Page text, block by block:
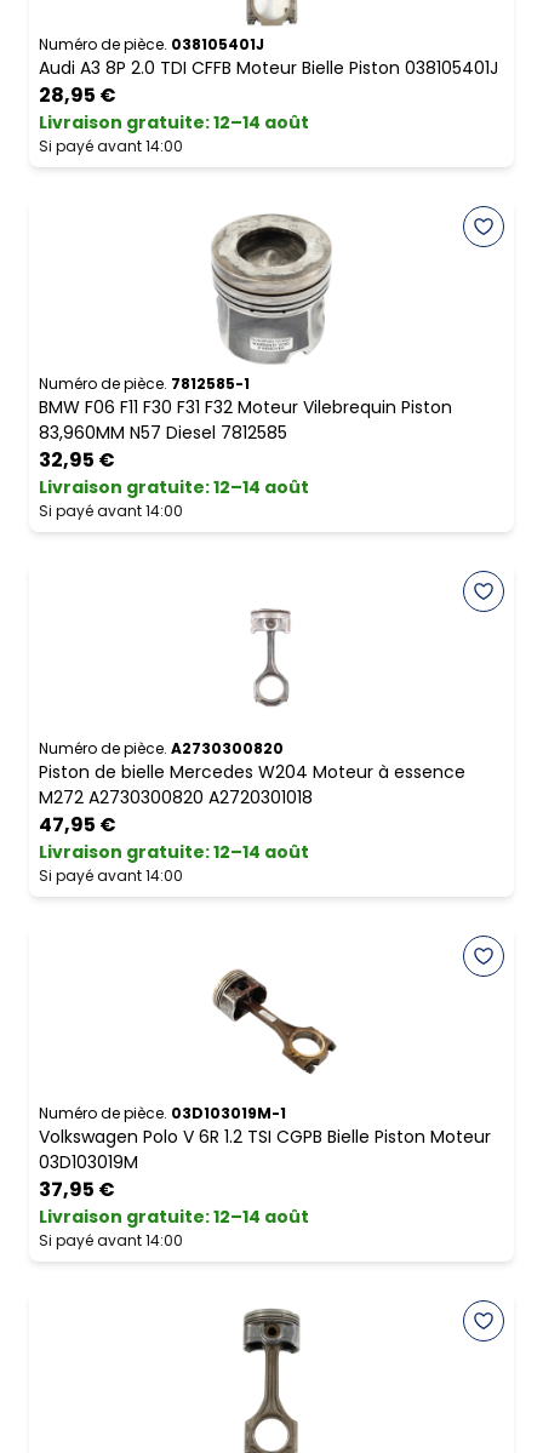
Numéro de pièce. 038105401J
Audi A3 8P 2.0 TDI CFFB Moteur Bielle Piston 038105401J
28,95 €
Livraison gratuite:12–14 août
Si payé avant 14:00
Numéro de pièce. 7812585-1
BMW F06 F11 F30 F31 F32 Moteur Vilebrequin Piston
83,960MM N57 Diesel 7812585
32,95 €
Livraison gratuite:12–14 août
Si payé avant 14:00
Numéro de pièce. A2730300820
Piston de bielle Mercedes W204 Moteur à essence
M272 A2730300820 A2720301018
47,95 €
Livraison gratuite:12–14 août
Si payé avant 14:00
Numéro de pièce. 03D103019M-1
Volkswagen Polo V 6R 1.2 TSI CGPB Bielle Piston Moteur
03D103019M
37,95 €
Livraison gratuite:12–14 août
Si payé avant 14:00